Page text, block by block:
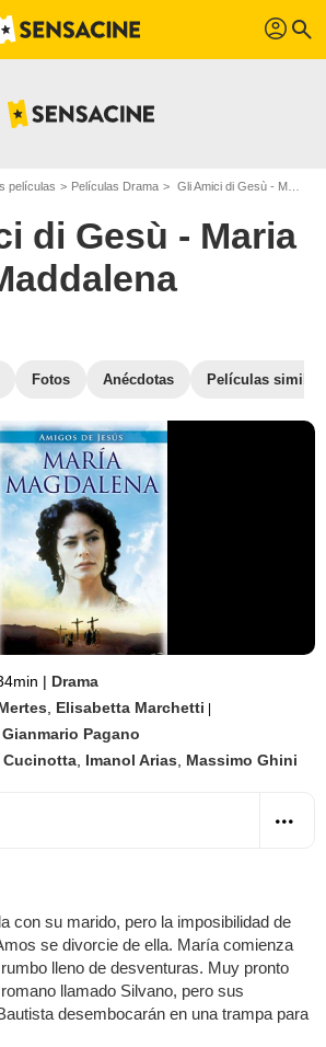
profil search
películas Películas Drama Gli Amici di Gesù - Maria Maddalena
di Gesù - Maria
Fotos Anécdotas Películas
| Drama
Elisabetta Marchetti
Gianmario Pagano
Cucinotta Imanol Arias Massimo Ghini
con su marido, pero la imposibilidad de
se divorcie de ella. María comienza
lleno de desventuras. Muy pronto
llamado Silvano, pero sus
desembocarán en una trampa para